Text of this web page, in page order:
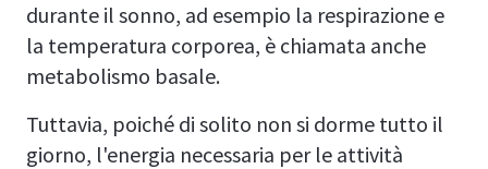
durante il sonno, ad esempio la respirazione e
la temperatura corporea, è chiamata anche
metabolismo basale.
Tuttavia, poiché di solito non si dorme tutto il
giorno, l'energia necessaria per le attività